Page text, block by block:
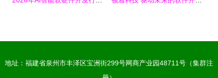
地址：福建省泉州市丰泽区宝洲街299号网商产业园48711号（集群注